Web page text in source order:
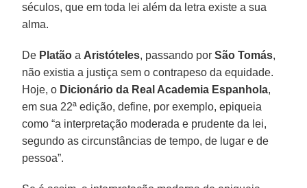
séculos, que em toda lei além da letra existe a sua
alma.
De Platão a Aristóteles, passando porSão Tomás,
não existia a justiça sem o contrapeso da equidade.
Hoje, o Dicionário da Real Academia Espanhola,
em sua 22ª edição, define, por exemplo, epiqueia
como “a interpretação moderada e prudente da lei,
segundo as circunstâncias de tempo, de lugar e de
pessoa”.